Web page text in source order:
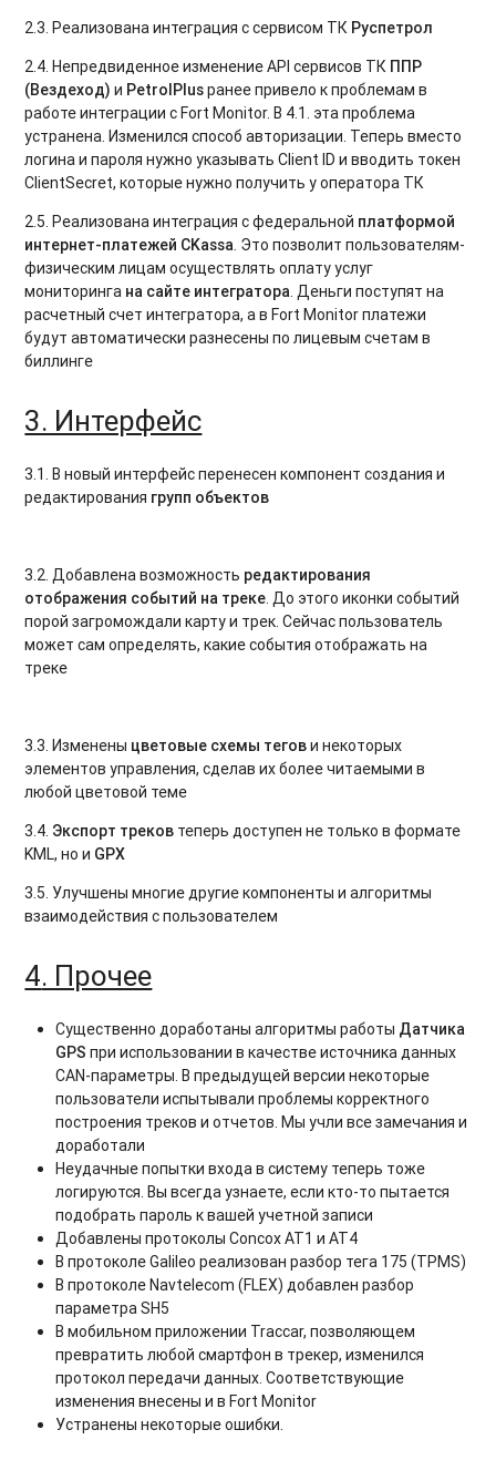
2.3. Реализована интеграция с сервисом ТК Руспетрол
2.4. Непредвиденное изменение API сервисов ТК ППР
(Вездеход) и PetrolPlusранее привело к проблемам в
работе интеграции с Fort Monitor. В 4.1. эта проблема
устранена. Изменился способ авторизации. Теперь вместо
логина и пароля нужно указывать Client ID и вводить токен
ClientSecret, которые нужно получить у оператора ТК
2.5. Реализована интеграция с федеральной платформой
интернет-платежей CKassa. Это позволит пользователям-
физическим лицам осуществлять оплату услуг
мониторинга на сайте интегратора. Деньги поступят на
расчетный счет интегратора, а в Fort Monitor платежи
будут автоматически разнесены по лицевым счетам в
биллинге
3. Интерфейс
3.1. В новый интерфейс перенесен компонент создания и
редактирования групп объектов
3.2. Добавлена возможность редактирования
отображения событий на треке. До этого иконки событий
порой загромождали карту и трек. Сейчас пользователь
может сам определять, какие события отображать на
треке
3.3. Изменены цветовые схемы тегови некоторых
элементов управления, сделав их более читаемыми в
любой цветовой теме
3.4. Экспорт треков теперь доступен не только в формате
KML, но и GPX
3.5. Улучшены многие другие компоненты и алгоритмы
взаимодействия с пользователем
4. Прочее
Существенно доработаны алгоритмы работы Датчика
GPS при использовании в качестве источника данных
CAN-параметры. В предыдущей версии некоторые
пользователи испытывали проблемы корректного
построения треков и отчетов. Мы учли все замечания и
доработали
Неудачные попытки входа в систему теперь тоже
логируются. Вы всегда узнаете, если кто-то пытается
подобрать пароль к вашей учетной записи
Добавлены протоколы Concox AT1 и АТ4
В протоколе Galileo реализован разбор тега 175 (TPMS)
В протоколе Navtelecom (FLEX) добавлен разбор
параметра SH5
В мобильном приложении Traccar, позволяющем
превратить любой смартфон в трекер, изменился
протокол передачи данных. Соответствующие
изменения внесены и в Fort Monitor
Устранены некоторые ошибки.